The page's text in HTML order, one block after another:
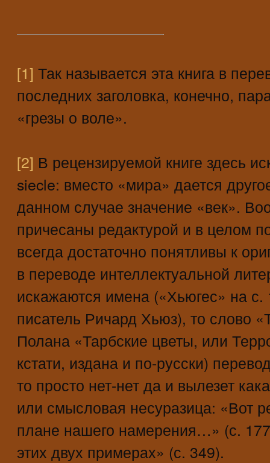
[1] Так называется эта книга в
последних заголовка, конечно,
«грезы о воле».
[2] В рецензируемой книге здесь
siecle: вместо «мира» дается
данном случае значение «век».
причесаны редактурой и в целом
всегда достаточно понятливы к
в переводе интеллектуальной
искажаются имена («Хьюгес» на
писатель Ричард Хьюз), то слово
Полана «Тарбские цветы, или
кстати, издана и по-русски)
то просто нет-нет да и вылезет
или смысловая несуразица: «Вот
плане нашего намерения…» (с.
этих двух примерах» (с. 349).